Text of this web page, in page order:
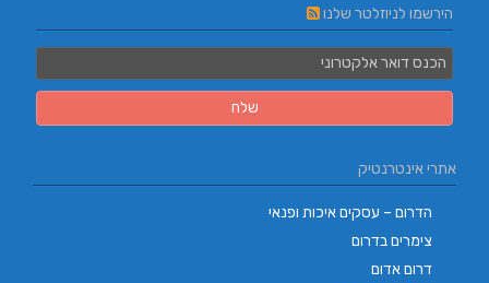
הירשמו לניוזלטר שלנו
אתרי אינטרנטיק
הדרום – עסקים איכות ופנאי
צימרים בדרום
דרום אדום